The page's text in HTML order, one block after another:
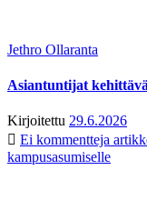
Jethro Ollaranta
Asiantuntijat
Kirjoitettu 29.6.2026
Ei kommentteja
kampusasumiselle